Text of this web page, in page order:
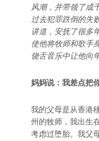
风潮，并带领了成
过去犯罪跌倒的失
讲道，安抚了很多
使他将牧师和歌手
饶舌音乐中让他向
妈妈说：我差点把
我的父母是从香港
州的牧师，我出生
考虑过堕胎。我父